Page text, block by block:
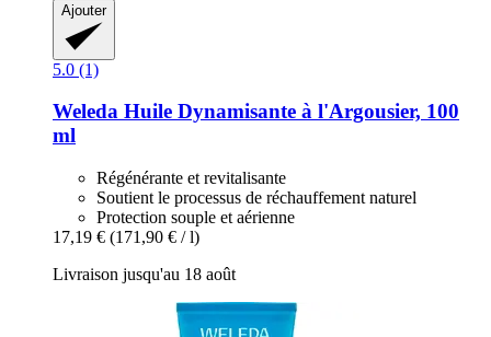
Ajouter
5.0 (1)
Weleda Huile Dynamisante à l'Argousier, 100
ml
Régénérante et revitalisante
Soutient le processus de réchauffement naturel
Protection souple et aérienne
17,19 € (171,90 € / l)
Livraison jusqu'au 18 août